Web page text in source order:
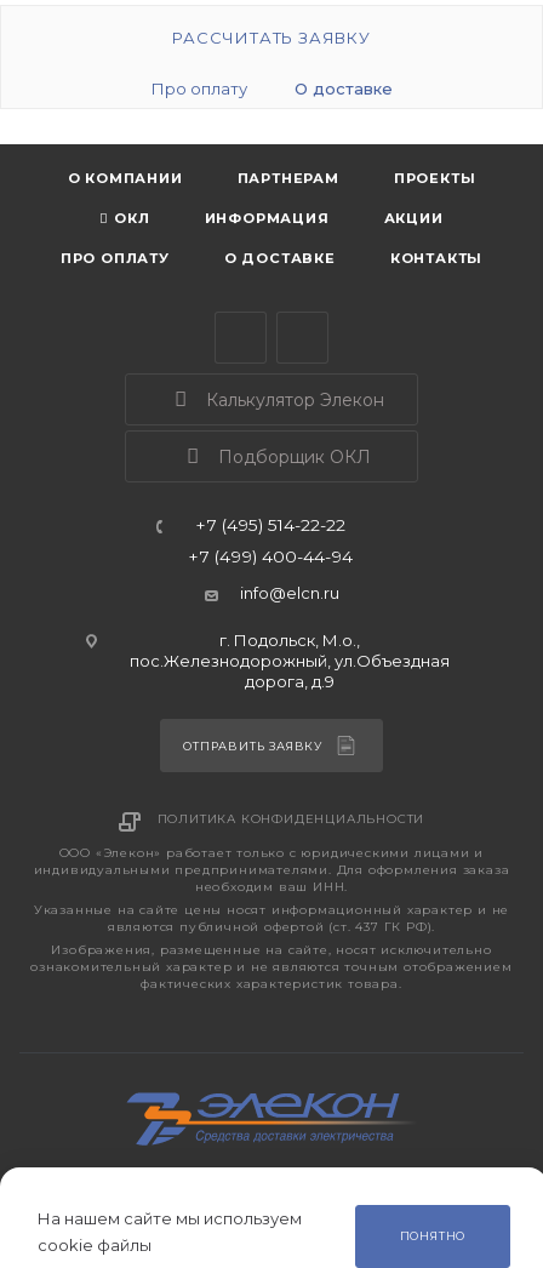
РАССЧИТАТЬ ЗАЯВКУ
Про оплату О доставке
О КОМПАНИИ ПАРТНЕРАМ ПРОЕКТЫ
ОКЛ ИНФОРМАЦИЯ АКЦИИ
ПРО ОПЛАТУ О ДОСТАВКЕ КОНТАКТЫ
Калькулятор Элекон
Подборщик ОКЛ
+7 (495) 514-22-22
+7 (499) 400-44-94
info@elcn.ru
г. Подольск, М.о.,
пос.Железнодорожный, ул.Объездная
дорога, д.9
ОТПРАВИТЬ ЗАЯВКУ
ПОЛИТИКА КОНФИДЕНЦИАЛЬНОСТИ
ООО «Элекон» работает только с юридическими лицами и
индивидуальными предпринимателями. Для оформления заказа
необходим ваш ИНН.
Указанные на сайте цены носят информационный характер и не
являются публичной офертой (ст. 437 ГК РФ).
Изображения, размещенные на сайте, носят исключительно
ознакомительный характер и не являются точным отображением
фактических характеристик товара.
электротехническая продукция, светотехника с 1998 года.
На нашем сайте мы используем
cookie файлы
ПОНЯТНО